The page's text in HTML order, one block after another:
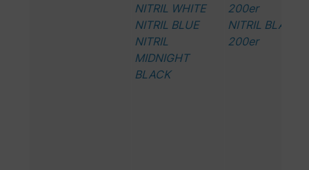
NITRIL WHITE
NITRIL BLUE
NITRIL
MIDNIGHT
BLACK
200er
NITRIL BLACK
200er